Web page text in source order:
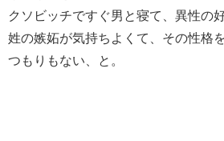
クソビッチですぐ男と寝て、異性の
姓の嫉妬が気持ちよくて、その性格
つもりもない、と。